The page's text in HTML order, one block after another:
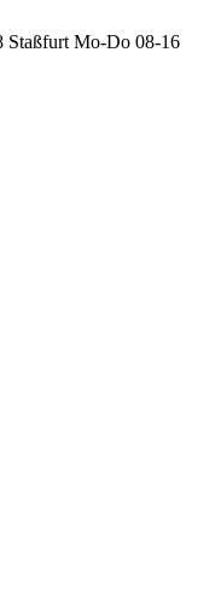
Staßfurt Mo-Do 08-16